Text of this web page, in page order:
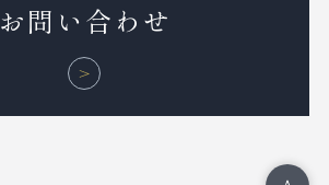
お問い合わせ